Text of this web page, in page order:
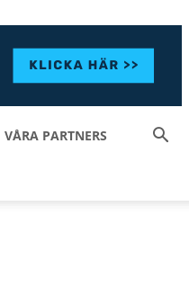
VÅRA PARTNERS